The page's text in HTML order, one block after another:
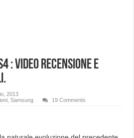
: Video recensione e
2013
,Samsung 19 Comments